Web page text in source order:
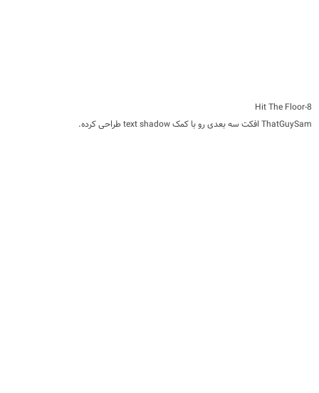
8-Hit The Floor
ThatGuySam افکت سه بعدی رو با کمک text shadow طراحی کرده.